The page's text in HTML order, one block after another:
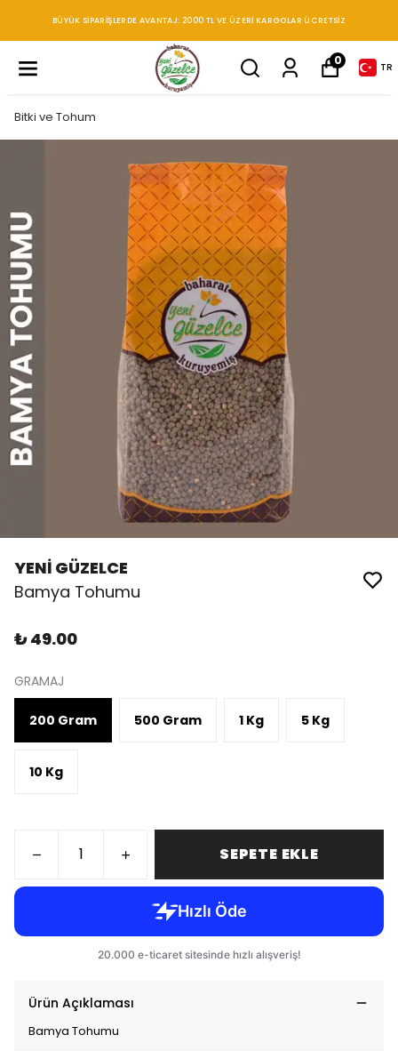
BÜYÜK SIPARIŞLERDE AVANTAJ: 2000 TL VE ÜZERI KARGOLAR ÜCRETSIZ
0 TR
Bitki ve Tohum
YENİ GÜZELCE
Bamya Tohumu
₺ 49.00
GRAMAJ
200 Gram 500 Gram 1 Kg 5 Kg
10 Kg
SEPETE EKLE
Ürün Açıklaması
Bamya Tohumu